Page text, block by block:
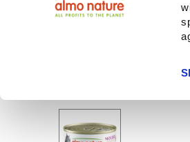
Choose another country or